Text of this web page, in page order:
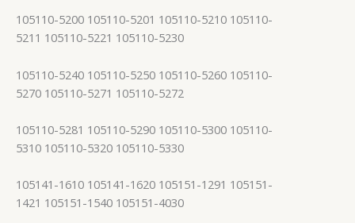
105110-5200 105110-5201 105110-5210 105110-
5211 105110-5221 105110-5230
105110-5240 105110-5250 105110-5260 105110-
5270 105110-5271 105110-5272
105110-5281 105110-5290 105110-5300 105110-
5310 105110-5320 105110-5330
105141-1610 105141-1620 105151-1291 105151-
1421 105151-1540 105151-4030